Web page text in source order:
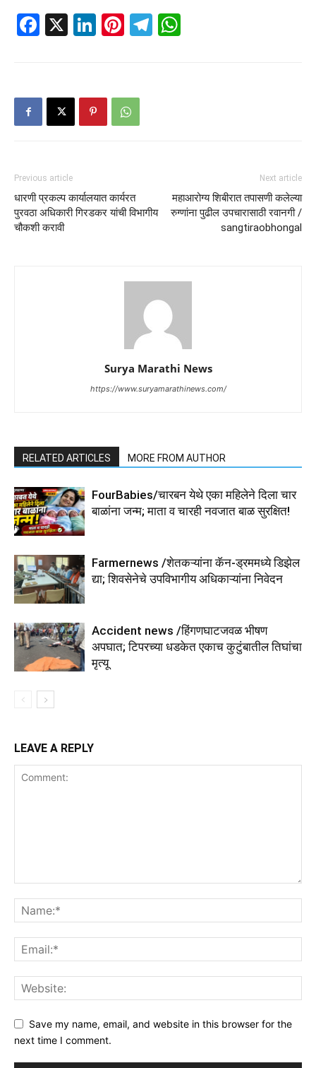
Facebook
X LinkedIn
Pinterest
Telegram
Previous article
धारणी प्रकल्प कार्यालयात कार्यरत
पुरवठा अधिकारी गिरडकर यांची विभागीय
चौकशी करावी
Next article
महाआरोग्य शिबीरात तपासणी कलेल्या
रुग्णांना पुढील उपचारासाठी रवानगी /
sangtiraobhongal
Surya Marathi News
https://www.suryamarathinews.com/
RELATED ARTICLES MORE FROM AUTHOR
FourBabies/चारबन येथे एका महिलेने दिला चार
बाळांना जन्म; माता व चारही नवजात बाळ सुरक्षित!
Farmernews /शेतकऱ्यांना कॅन-ड्रममध्ये डिझेल
द्या; शिवसेनेचे उपविभागीय अधिकाऱ्यांना निवेदन
Accident news /हिंगणघाटजवळ भीषण
अपघात; टिपरच्या धडकेत एकाच कुटुंबातील तिघांचा
मृत्यू
LEAVE A REPLY
Save my name, email, and website in this browser for the
next time I comment.